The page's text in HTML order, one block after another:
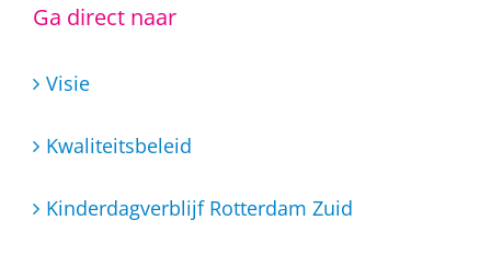
Ga direct naar
Visie
Kwaliteitsbeleid
Kinderdagverblijf Rotterdam Zuid